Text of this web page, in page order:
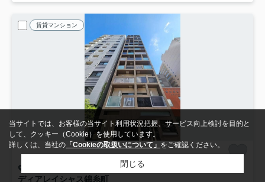
賃貸マンション
ディアレイシャス錦糸町
当サイトでは、お客様の当サイト利用状況把握、サービス向上検討を目的と
して、クッキー（Cookie）を使用しています。
詳しくは、当社の 「Cookieの取扱いについて」 をご確認ください。
閉じる